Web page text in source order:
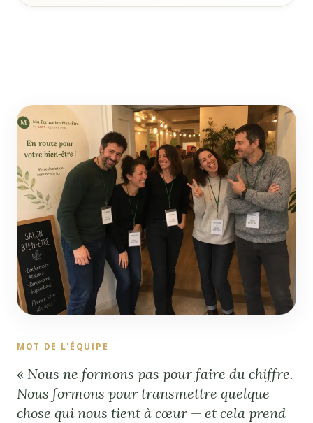
MOT DE L'ÉQUIPE
« Nous ne formons pas pour faire du chiffre.
Nous formons pour transmettre quelque
chose qui nous tient à cœur — et cela prend